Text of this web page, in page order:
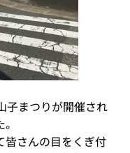
子まつりが開催され
皆さんの目をくぎ付